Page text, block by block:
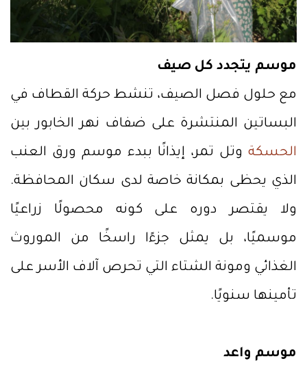
موسم يتجدد كل صيف
مع حلول فصل الصيف، تنشط حركة القطاف في
البساتين المنتشرة على ضفاف نهر الخابور بين
الحسكة وتل تمر، إيذانًا ببدء موسم ورق العنب
الذي يحظى بمكانة خاصة لدى سكان المحافظة.
ولا يقتصر دوره على كونه محصولًا زراعيًا
موسميًا، بل يمثل جزءًا راسخًا من الموروث
الغذائي ومونة الشتاء التي تحرص آلاف الأسر على
تأمينها سنويًا.
موسم واعد